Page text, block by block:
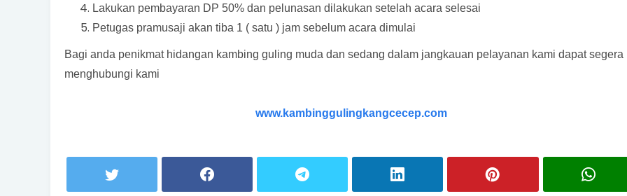
Lakukan pembayaran DP 50% dan pelunasan dilakukan setelah acara selesai
Petugas pramusaji akan tiba 1 ( satu ) jam sebelum acara dimulai
Bagi anda penikmat hidangan kambing guling muda dan sedang dalam jangkauan pelayanan kami dapat segera
menghubungi kami
www.kambinggulingkangcecep.com